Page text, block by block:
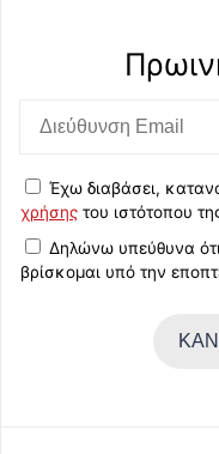
Έχω διαβάσει,
χρήσης του ιστότοπου
Δηλώνω υπεύθυνα
βρίσκομαι υπό την